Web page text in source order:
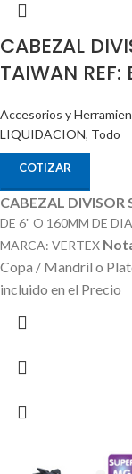
CABEZAL
TAIWAN REF:
Accesorios y
LIQUIDACION, Todo
COTIZAR
CABEZAL DIVISOR
DE 6" O 160MM DE
MARCA: VERTEX
Copa / Mandril o
incluido en el Precio